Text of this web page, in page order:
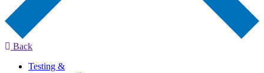
Back
Testing &